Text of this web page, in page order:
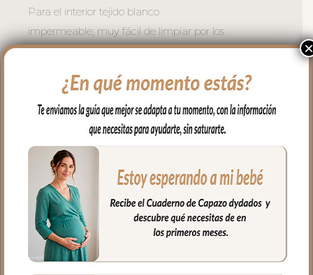
Para el interior tejido blanco
impermeable; muy fácil de limpiar por los
dos lados con paño húmedo y cuando
siempre agua fría jabones no abrasivos y
secado al natural.
Cierre con cremallera de doble carro al
tono del estampado.
Puedes llevar todas las cositas de tu bebé
bien organizadas y sujetas en el interior y
además cuenta con un bolsillo interior
con cremallera.
Ideal para llevar de la mano con sus asas
cortas o llevar al hombro con el asa largo.
×